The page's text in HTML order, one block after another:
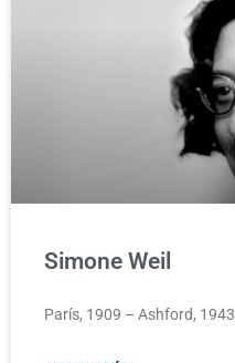
Simone Weil
París, 1909 – Ashford, 1943